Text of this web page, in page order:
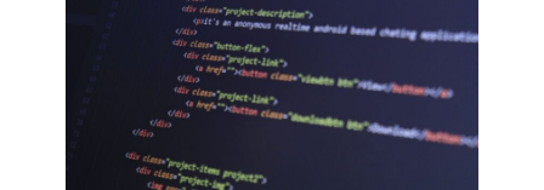
ИНСТРУМЕНТОВ
ДЛЯ
РАБОТЫ